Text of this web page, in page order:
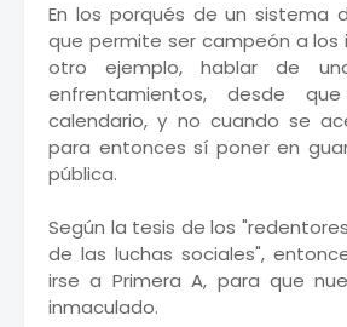
En los porqués de un sistema
que permite ser campeón a los
otro ejemplo, hablar de
enfrentamientos, desde
calendario, y no cuando se
para entonces sí poner en
pública.
Según la tesis de los
de las luchas sociales",
irse a Primera A, para que
inmaculado.